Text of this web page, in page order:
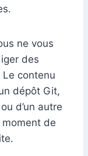
ne vous
des
contenu
dépôt Git,
d’un autre
de